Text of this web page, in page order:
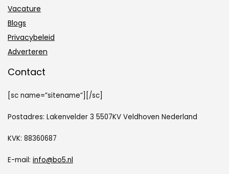
Vacature
Blogs
Privacybeleid
Adverteren
Contact
[sc name=”sitename”][/sc]
Postadres: Lakenvelder 3 5507KV Veldhoven Nederland
KVK: 88360687
E-mail: info@bo5.nl